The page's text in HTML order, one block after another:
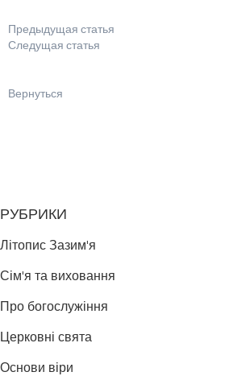
Предыдущая статья
Следущая статья
Вернуться
РУБРИКИ
Літопис Зазим'я
Сім'я та виховання
Про богослужіння
Церковні свята
Основи віри